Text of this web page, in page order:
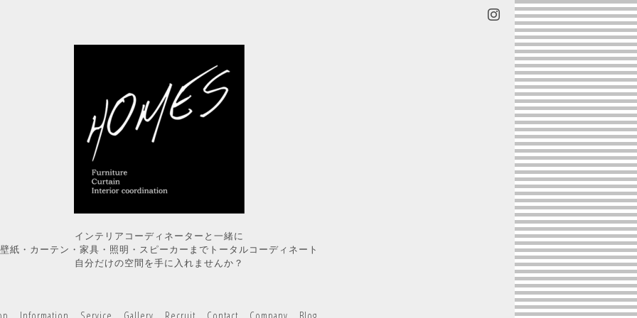
インテリアコーディネーターと一緒に
壁紙・カーテン・家具・照明・スピーカーまでトータルコーディネート
自分だけの空間を手に入れませんか？
Information Service Gallery Recruit Contact Company Blog